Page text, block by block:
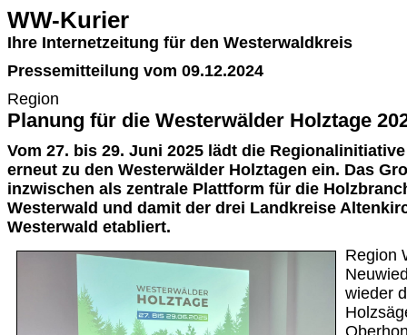
WW-Kurier
Ihre Internetzeitung für den Westerwaldkreis
Pressemitteilung vom 09.12.2024
Region
Planung für die Westerwälder Holztage
Vom 27. bis 29. Juni 2025 lädt die
erneut zu den Westerwälder Holztagen ein. Das
inzwischen als zentrale Plattform für die
Westerwald und damit der drei Landkreise
Westerwald etabliert.
Region
wieder